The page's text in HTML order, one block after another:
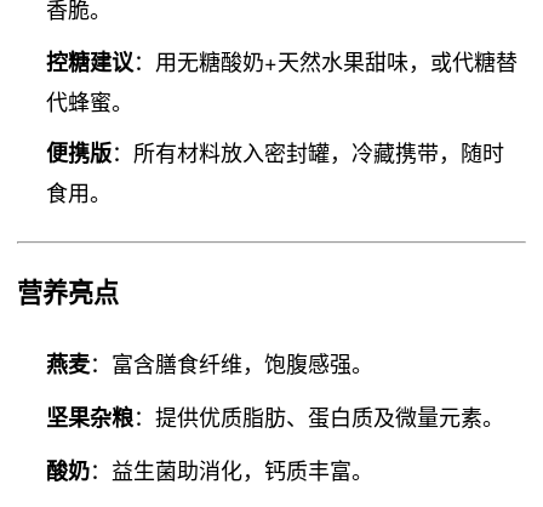
香脆。
控糖建议：用无糖酸奶+天然水果甜味，或代糖替
代蜂蜜。
便携版：所有材料放入密封罐，冷藏携带，随时
食用。
营养亮点
燕麦：富含膳食纤维，饱腹感强。
坚果杂粮：提供优质脂肪、蛋白质及微量元素。
酸奶：益生菌助消化，钙质丰富。